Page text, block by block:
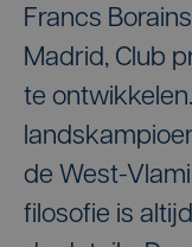
Francs
Madrid, Club
te
de West-
filosofie is